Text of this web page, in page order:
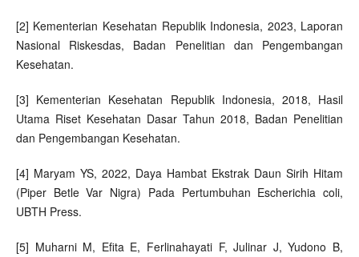
[2] Kementerian Kesehatan Republik Indonesia, 2023, Laporan
Nasional Riskesdas, Badan Penelitian dan Pengembangan
Kesehatan.
[3] Kementerian Kesehatan Republik Indonesia, 2018, Hasil
Utama Riset Kesehatan Dasar Tahun 2018, Badan Penelitian
dan Pengembangan Kesehatan.
[4] Maryam YS, 2022, Daya Hambat Ekstrak Daun Sirih Hitam
(Piper Betle Var Nigra) Pada Pertumbuhan Escherichia coli,
UBTH Press.
[5] Muharni M, Efita E, Ferlinahayati F, Julinar J, Yudono B,